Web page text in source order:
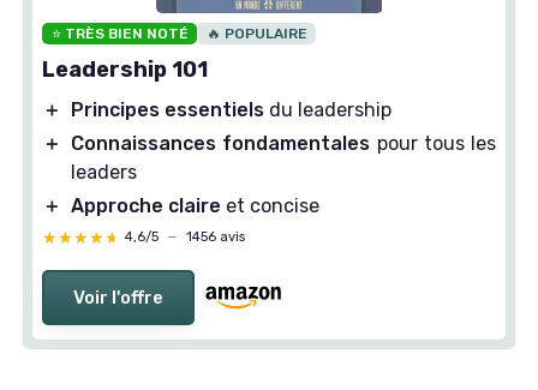
⭐ TRÈS BIEN NOTÉ 🔥 POPULAIRE
Leadership 101
＋ Principes essentiels du leadership
＋
Connaissances fondamentales pour tous les
leaders
＋ Approche claire et concise
★★★★★
★★★★★ 4,6/5 — 1456 avis
Voir l'offre